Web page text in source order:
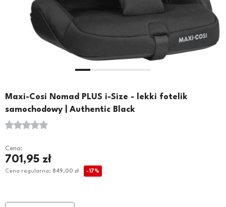
Maxi-Cosi Nomad PLUS i-Size - lekki fotelik
samochodowy | Authentic Black
Cena:
701,95 zł
Cena regularna: 849,00 zł -17%